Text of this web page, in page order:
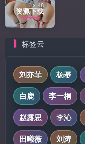
资源下载
48
标签云
刘亦菲 杨幂
白鹿
李一桐
赵露思
李沁
田曦薇
刘涛